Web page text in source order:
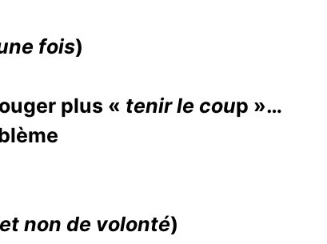
fois)
plus « tenir le coup »…
et non de volonté)